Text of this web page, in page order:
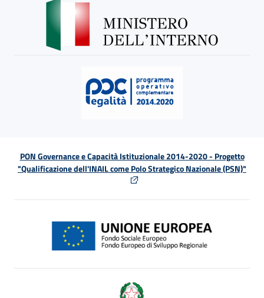
PON Governance e Capacità Istituzionale 2014-2020 - Progetto
"Qualificazione dell'INAIL come Polo Strategico Nazionale (PSN)"